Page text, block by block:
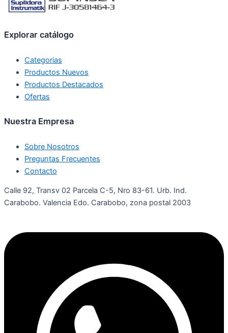
Explorar catálogo
Categorias
Productos Nuevos
Productos Destacados
Ofertas
Nuestra Empresa
Sobre Nosotros
Preguntas Frecuentes
Contacto
Calle 92, Transv 02 Parcela C-5, Nro 83-61. Urb. Ind.
Carabobo. Valencia Edo. Carabobo, zona postal 2003